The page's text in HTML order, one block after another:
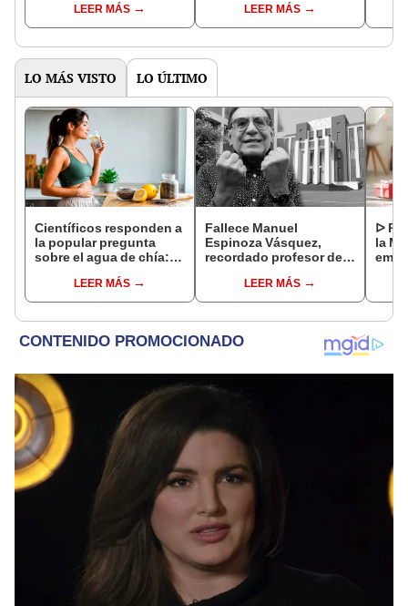
formo parte?
LEER MÁS
cuándo?"LEER MÁS
LO MÁS VISTO LO ÚLTIMO
Científicos responden a
la popular pregunta
sobre el agua de chía:
bajar de peso o es solo
un mito viral?
LEER MÁS
Fallece Manuel
Espinoza Vásquez,
recordado profesor de
por su icónica forma de
enseñar
LEER MÁS
ᐅ
la